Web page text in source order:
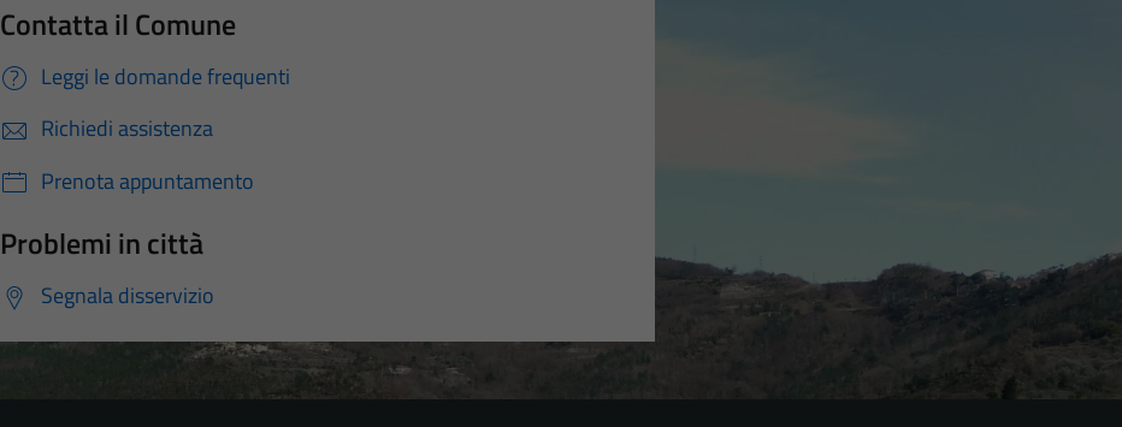
Contatta il Comune
Leggi le domande frequenti
Richiedi assistenza
Prenota appuntamento
Problemi in città
Segnala disservizio